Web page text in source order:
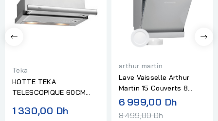
Teka
HOTTE TEKA
TELESCOPIQUE 60CM
1 330,00 Dh
arthur martin
Lave Vaisselle Arthur
Martin 15 Couverts 8
Programmes Inox
6 999,00 DhPrix
8 499,00 Dh